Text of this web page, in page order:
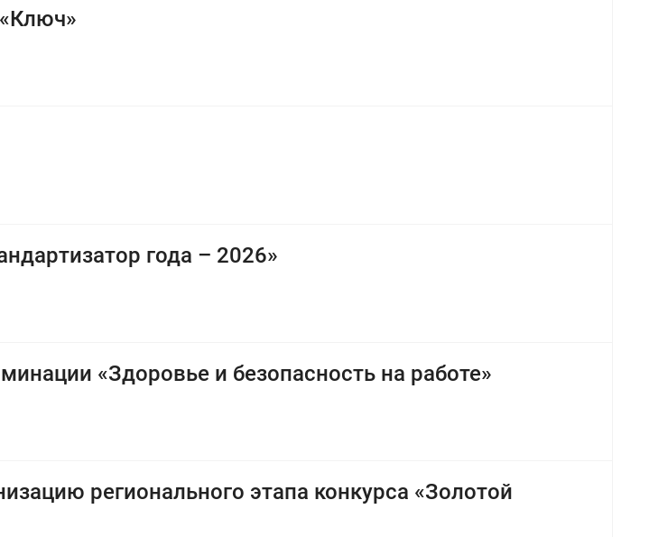
года – 2026»
«Здоровье и безопасность на работе»
регионального этапа конкурса «Золотой